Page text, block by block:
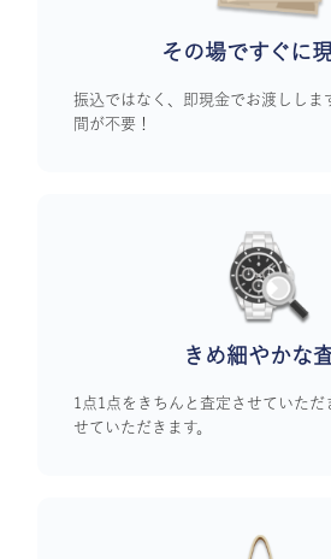
その場ですぐに
振込ではなく、即現金でお渡ししま
間が不要！
きめ細やかな
1点1点をきちんと査定させていただ
せていただきます。